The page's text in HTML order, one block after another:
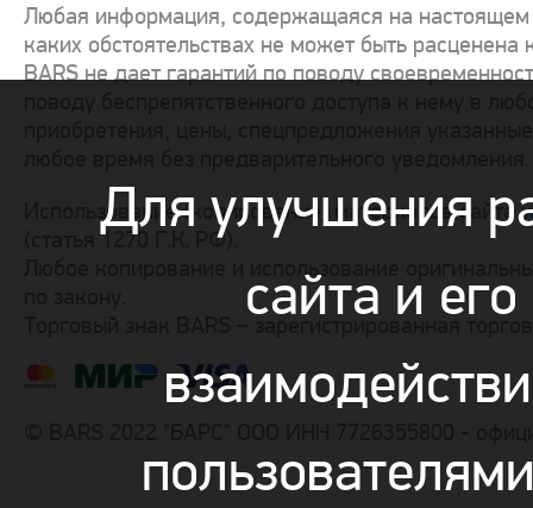
Любая информация, содержащаяся на настоящем
каких обстоятельствах не может быть
BARS не дает гарантий по поводу
Использование (копирование) материалов сайта
(статья 1270 Г.К. РФ).
Любое копирование и использование
Для улучшения
сайта и его